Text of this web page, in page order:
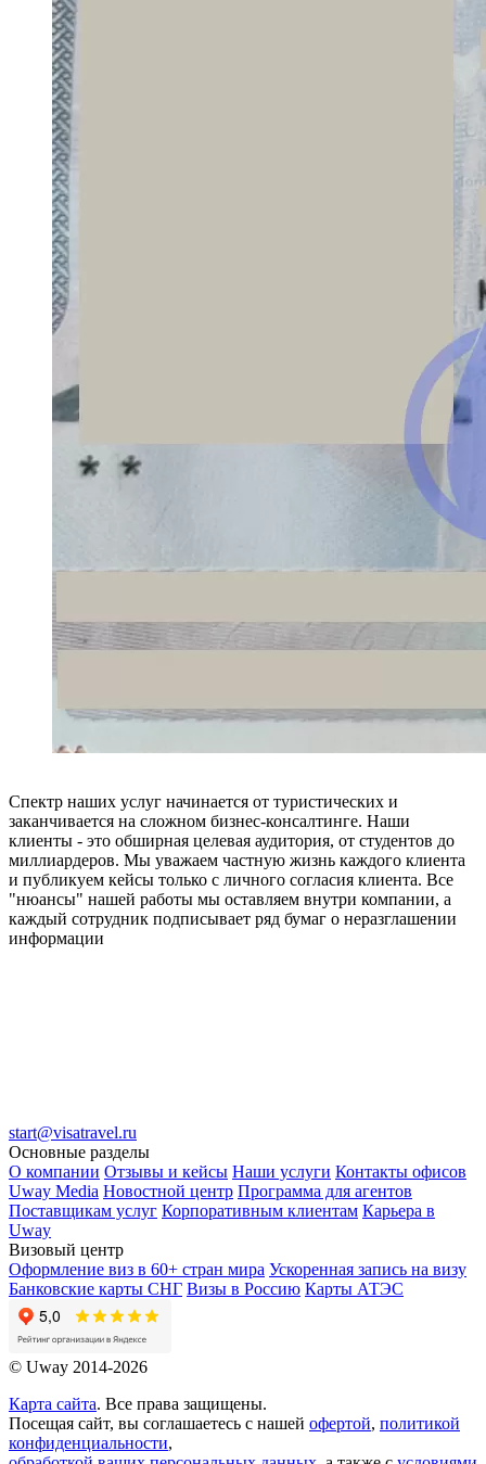
Спектр наших услуг начинается от туристических и
заканчивается на сложном бизнес-консалтинге. Наши
клиенты - это обширная целевая аудитория, от студентов до
миллиардеров. Мы уважаем частную жизнь каждого клиента
и публикуем кейсы только с личного согласия клиента. Все
"нюансы" нашей работы мы оставляем внутри компании, а
каждый сотрудник подписывает ряд бумаг о неразглашении
информации
start@visatravel.ru
Основные разделы
О компании Отзывы и кейсы Наши услуги Контакты офисов
Uway Media Новостной центр Программа для агентов
Поставщикам услуг Корпоративным клиентам Карьера в
Uway
Визовый центр
Оформление виз в 60+ стран мира Ускоренная запись на визу
Банковские карты СНГ Визы в Россию Карты АТЭС
© Uway 2014-2026
Карта сайта. Все права защищены.
Посещая сайт, вы соглашаетесь с нашей офертой, политикой
конфиденциальности,